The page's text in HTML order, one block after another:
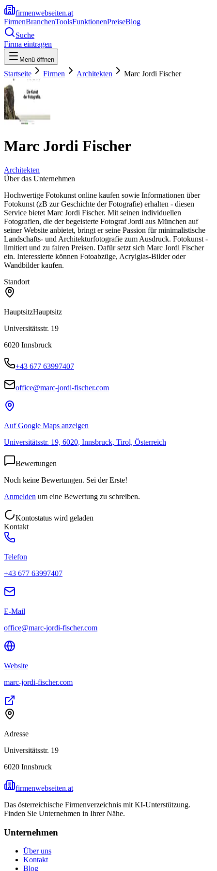
firmenwebseiten.at
FirmenBranchenToolsFunktionenPreiseBlog
Suche
Firma eintragen
Menü öffnen
Startseite Firmen Architekten Marc Jordi Fischer
Marc Jordi Fischer
Architekten
Über das Unternehmen
Hochwertige Fotokunst online kaufen sowie Informationen über
Fotokunst (zB zur Geschichte der Fotografie) erhalten - diesen
Service bietet Marc Jordi Fischer. Mit seinen individuellen
Fotografien, die der begeisterte Fotograf Jordi aus München auf
seiner Website anbietet, bringt er seine Passion für minimalistische
Landschafts- und Architekturfotografie zum Ausdruck. Fotokunst -
limitiert und zu fairen Preisen. Dafür setzt sich Marc Jordi Fischer
ein. Interessierte können Fotoabzüge, Acrylglas-Bilder oder
Wandbilder kaufen.
Standort
HauptsitzHauptsitz
Universitätsstr. 19
6020 Innsbruck
+43 677 63997407
office@marc-jordi-fischer.com
Auf Google Maps anzeigen
Universitätsstr. 19, 6020, Innsbruck, Tirol, Österreich
Bewertungen
Noch keine Bewertungen. Sei der Erste!
Anmelden um eine Bewertung zu schreiben.
Kontostatus wird geladen
Kontakt
Telefon
+43 677 63997407
E-Mail
office@marc-jordi-fischer.com
Website
marc-jordi-fischer.com
Adresse
Universitätsstr. 19
6020 Innsbruck
firmenwebseiten.at
Das österreichische Firmenverzeichnis mit KI-Unterstützung.
Finden Sie Unternehmen in Ihrer Nähe.
Unternehmen
Über uns
Kontakt
Blog